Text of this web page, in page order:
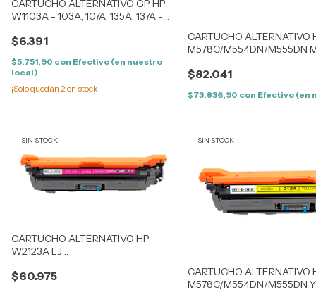
CARTUCHO ALTERNATIVO GP HP
W1103A - 103A, 107A, 135A, 137A -
$6.391
$5.751,90 con Efectivo (en nuestro
local)
¡Solo quedan 2 en stock!
CARTUCHO ALTERNATIVO
M578C/M554DN/M555DN
$82.041
$73.836,90 con Efectivo (en
SIN STOCK
CARTUCHO ALTERNATIVO HP
W2123A LJ
MAGENTA (212AM) (5,5K) SIN CHIP
$60.975
SIN STOCK
CARTUCHO ALTERNATIVO
M578C/M554DN/M555DN